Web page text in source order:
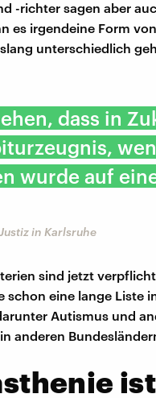
-richter sagen aber
es irgendeine Form
unterschiedlich
dass in
wurde auf
in Karlsruhe
sind jetzt
schon eine lange Liste
Autismus und
anderen